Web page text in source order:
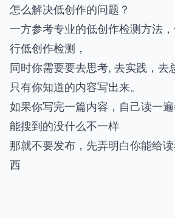
怎么解决低创作的问题？
一方参考专业的低创作检测方法
行低创作检测，
同时你需要要去思考, 去实践，去
只有你知道的内容写出来。
如果你写完一篇内容，自己读一
能搜到的没什么不一样
那就不要发布，先弄明白你能给
西